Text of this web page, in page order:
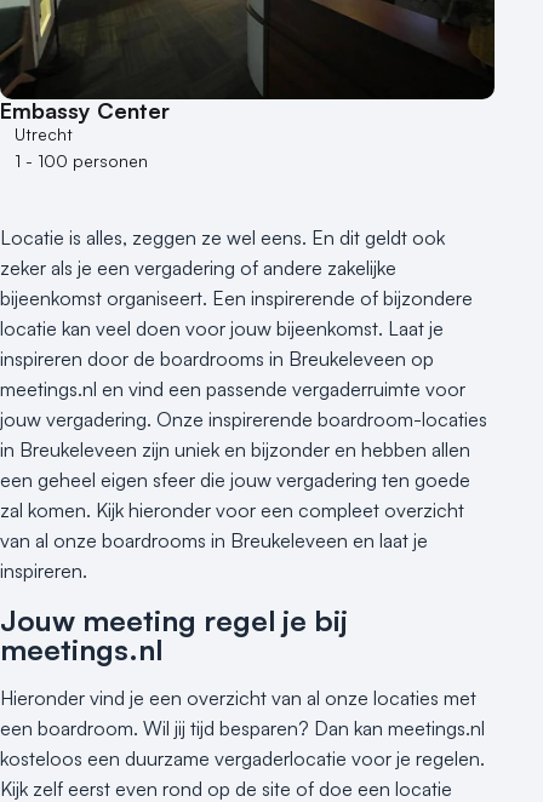
Locaties aan zee
Theater
Varende locatie
Embassy Center
Utrecht
1 - 100 personen
Locatie is alles, zeggen ze wel eens. En dit geldt ook
zeker als je een vergadering of andere zakelijke
bijeenkomst organiseert. Een inspirerende of bijzondere
locatie kan veel doen voor jouw bijeenkomst. Laat je
inspireren door de boardrooms in Breukeleveen op
meetings.nl en vind een passende vergaderruimte voor
jouw vergadering. Onze inspirerende boardroom-locaties
in Breukeleveen zijn uniek en bijzonder en hebben allen
een geheel eigen sfeer die jouw vergadering ten goede
zal komen. Kijk hieronder voor een compleet overzicht
van al onze boardrooms in Breukeleveen en laat je
inspireren.
Jouw meeting regel je bij
meetings.nl
Hieronder vind je een overzicht van al onze locaties met
een boardroom. Wil jij tijd besparen? Dan kan meetings.nl
kosteloos een duurzame vergaderlocatie voor je regelen.
Kijk zelf eerst even rond op de site of doe een locatie